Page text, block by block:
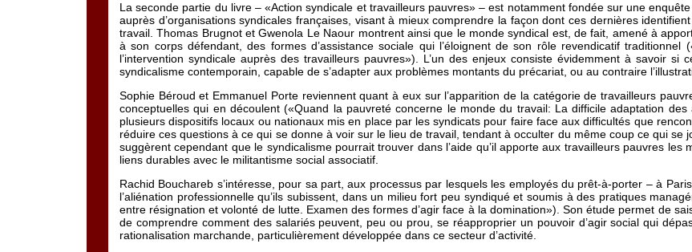
La seconde partie du livre – «Action syndicale et travailleurs pauvres» – est notamment fondée sur une
auprès d’organisations syndicales françaises, visant à mieux comprendre la façon dont ces dernières
travail. Thomas Brugnot et Gwenola Le Naour montrent ainsi que le monde syndical est, de fait, amené à
à son corps défendant, des formes d’assistance sociale qui l’éloignent de son rôle revendicatif
l’intervention syndicale auprès des travailleurs pauvres»). L’un des enjeux consiste évidemment à savoir si
syndicalisme contemporain, capable de s’adapter aux problèmes montants du précariat, ou au contraire
Sophie Béroud et Emmanuel Porte reviennent quant à eux sur l’apparition de la catégorie de travailleurs
conceptuelles qui en découlent («Quand la pauvreté concerne le monde du travail: La difficile adaptation
plusieurs dispositifs locaux ou nationaux mis en place par les syndicats pour faire face aux difficultés que
réduire ces questions à ce qui se donne à voir sur le lieu de travail, tendant à occulter du même coup ce qui
suggèrent cependant que le syndicalisme pourrait trouver dans l’aide qu’il apporte aux travailleurs pauvres
liens durables avec le militantisme social associatif.
Rachid Bouchareb s’intéresse, pour sa part, aux processus par lesquels les employés du prêt-à-porter – à
l’aliénation professionnelle qu’ils subissent, dans un milieu fort peu syndiqué et soumis à des pratiques
entre résignation et volonté de lutte. Examen des formes d’agir face à la domination»). Son étude permet de
de comprendre comment des salariés peuvent, peu ou prou, se réapproprier un pouvoir d’agir social qui
rationalisation marchande, particulièrement développée dans ce secteur d’activité.